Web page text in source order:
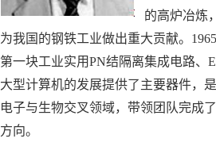
的高炉冶炼
为我国的钢铁工业做出重大贡献。
第一块工业实用PN结隔离集成电路、
大型计算机的发展提供了主要器件，
电子与生物交叉领域，带领团队完成
方向。